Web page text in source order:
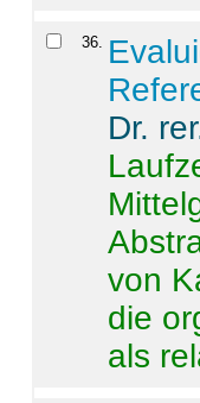
36.
Dr.
von
die
als